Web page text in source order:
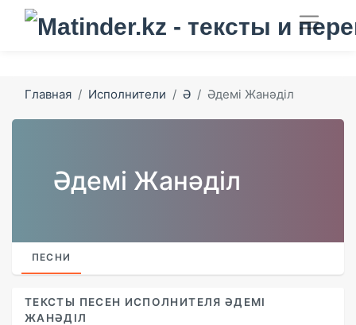
Главная Исполнители Ә Әдемі Жанәділ
Әдемі Жанәділ
ПЕСНИ
ТЕКСТЫ ПЕСЕН ИСПОЛНИТЕЛЯ ӘДЕМІ
ЖАНӘДІЛ